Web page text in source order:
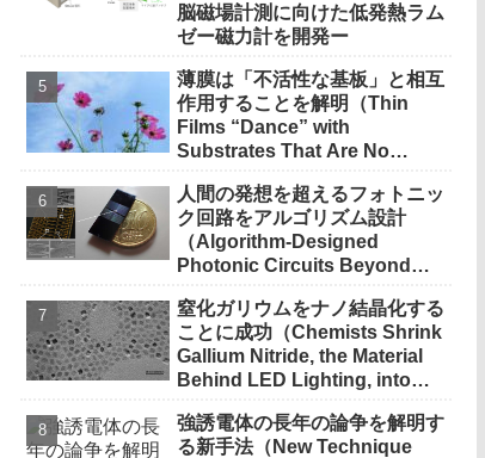
脳磁場計測に向けた低発熱ラム
ゼー磁力計を開発ー
薄膜は「不活性な基板」と相互
作用することを解明（Thin
Films “Dance” with
Substrates That Are No
人間の発想を超えるフォトニッ
ク回路をアルゴリズム設計
（Algorithm-Designed
Photonic Circuits Beyond
窒化ガリウムをナノ結晶化する
ことに成功（Chemists Shrink
Gallium Nitride, the Material
Behind LED Lighting, into
強誘電体の長年の論争を解明す
る新手法（New Technique